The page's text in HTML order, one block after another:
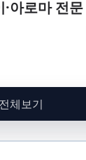
아로마 전문
전체보기